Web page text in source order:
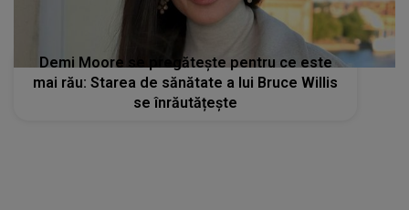
Demi Moore se pregătește pentru ce este
mai rău: Starea de sănătate a lui Bruce Willis
se înrăutățește